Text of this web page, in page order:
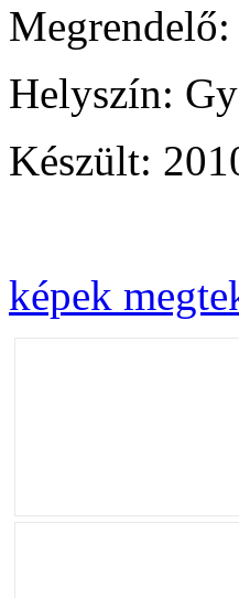
Helyszín:
Készült:
képek